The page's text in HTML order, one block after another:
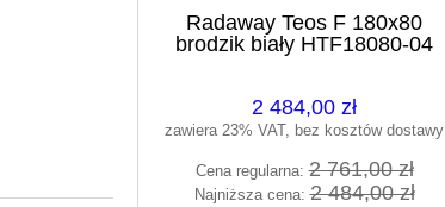
Radaway Teos F 180x80
brodzik biały HTF18080-04
2 484,00 zł
zawiera 23% VAT, bez kosztów dostawy
Cena regularna:2 761,00 zł
Najniższa cena:2 484,00 zł